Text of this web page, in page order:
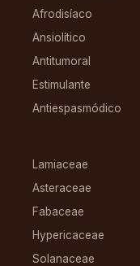
Afrodisíaco
Ansiolítico
Antitumoral
Estimulante
Antiespasmódico
Lamiaceae
Asteraceae
Fabaceae
Hypericaceae
Solanaceae